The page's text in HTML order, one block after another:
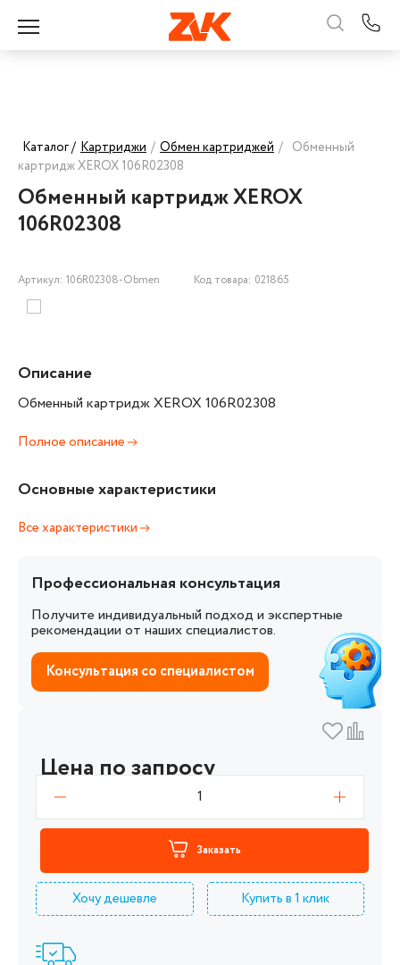
Каталог / Картриджи / Обмен картриджей / Обменный
картридж XEROX 106R02308
Обменный картридж XEROX
106R02308
Артикул: 106R02308-Obmen Код товара: 021865
Описание
Обменный картридж XEROX 106R02308
Полное описание
Основные характеристики
Все характеристики
Профессиональная консультация
Получите индивидуальный подход и экспертные
рекомендации от наших специалистов.
Консультация со специалистом
Цена по запросу
1
Заказать
Хочу дешевле Купить в 1 клик